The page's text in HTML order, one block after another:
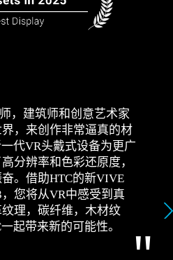
，建筑师和创意艺术家
，来创作非常逼真的材
代VR头戴式设备为更广
分辨率和色彩还原度，
。借助HTC的新VIVE
，您将从VR中感受到真
理，碳纤维，木材纹
起带来新的可能性。